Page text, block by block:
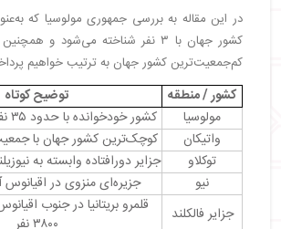
・سن پیر و میکلون (Saint Pierre and Miquelon)
・سن بارتهلمی (Saint Barthélemy)
・والیس و فوتونا (Wallis and Futuna)
・تووالو (Tuvalu)
・نائورو (Nauru)
・کم‌جمعیت‌ترین کشورهای هر قاره
جمع‌بندی
سوالات متداول
در این مقاله به بررسی جمهوری مولوسیا که
کم‌جمعیت‌ترین کشور جهان به ترتیب خواهیم
کشور / منطقه
توضیح کوتاه
مولوسیا
کشور خودخوانده با حدود ۳۵ نفر، در نوادا آمریکا
واتیکان
کوچک‌ترین کشور جهان با جمعیت
توکلاو
جزایر دورافتاده وابسته به نیوزیلند،
نیو
جزیره‌ای منزوی در اقیانوس آرام،
جزایر فالکلند
قلمرو بریتانیا در جنوب
۳۸۰۰ نفر